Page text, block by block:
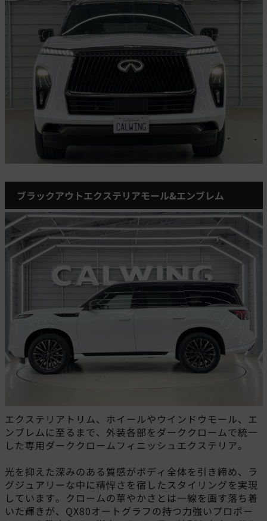
ブラックアウトエクステリアモール&エンブレム
エクステリアトリム、ホイールやウインドウモール、エ
ンブレムに至るまで、外装各部をダーククロームで統一
した専用ダーククロームフィニッシュエクステリア。
光を抑えた深みのある質感がボディ全体を引き締め、ラ
グジュアリーな中に精悍さを宿したスタイリングを実現
しています。クロームの華やかさとは一線を画す落ち着
いた輝きが、QX80オートグラフの持つ力強いプロポー